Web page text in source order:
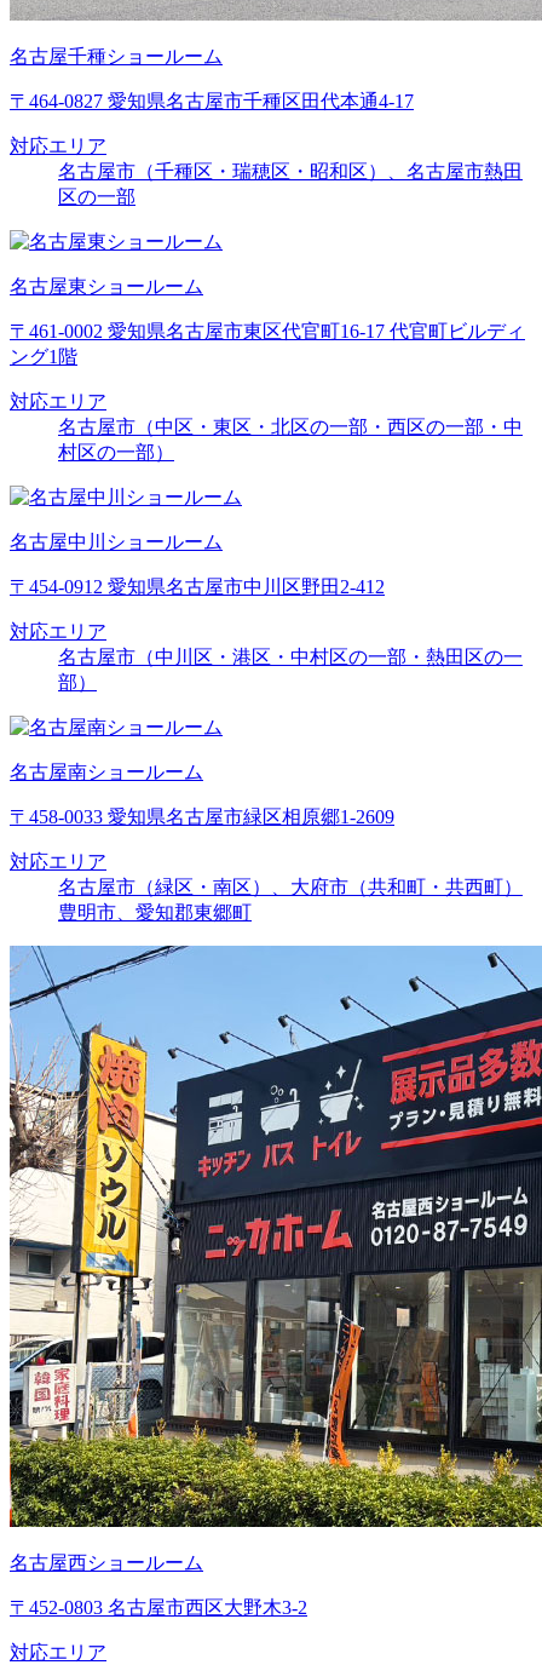
名古屋千種ショールーム
〒464-0827 愛知県名古屋市千種区田代本通4-17
対応エリア
名古屋市（千種区・瑞穂区・昭和区）、名古屋市熱田
区の一部
名古屋東ショールーム
〒461-0002 愛知県名古屋市東区代官町16-17 代官町ビルディ
ング1階
対応エリア
名古屋市（中区・東区・北区の一部・西区の一部・中
村区の一部）
名古屋中川ショールーム
〒454-0912 愛知県名古屋市中川区野田2-412
対応エリア
名古屋市（中川区・港区・中村区の一部・熱田区の一
部）
名古屋南ショールーム
〒458-0033 愛知県名古屋市緑区相原郷1-2609
対応エリア
名古屋市（緑区・南区）、大府市（共和町・共西町）
豊明市、愛知郡東郷町
名古屋西ショールーム
〒452-0803 名古屋市西区大野木3-2
対応エリア